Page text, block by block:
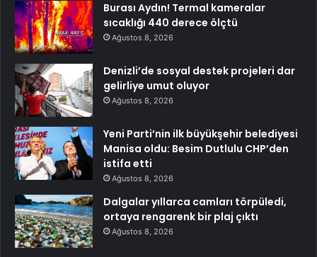
Burası Aydın! Termal kameralar
sıcaklığı 440 derece ölçtü
Ağustos 8, 2026
Denizli’de sosyal destek projeleri dar
gelirliye umut oluyor
Ağustos 8, 2026
Yeni Parti’nin ilk büyükşehir belediyesi
Manisa oldu: Besim Dutlulu CHP’den
istifa etti
Ağustos 8, 2026
Dalgalar yıllarca camları törpüledi,
ortaya rengarenk bir plaj çıktı
Ağustos 8, 2026